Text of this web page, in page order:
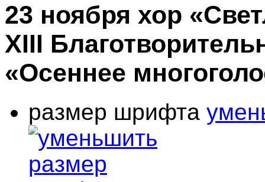
23 ноября хор
XIII
«Осеннее
размер шрифта